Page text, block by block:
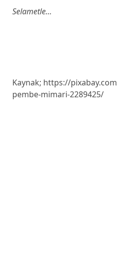
Selametle…
Kaynak; https://
pembe-mimari-2289425/